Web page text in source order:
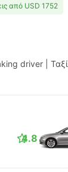
από USD 1752
driver Ταξί
4.8